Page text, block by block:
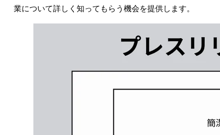
業について詳しく知ってもらう機会を提供します。